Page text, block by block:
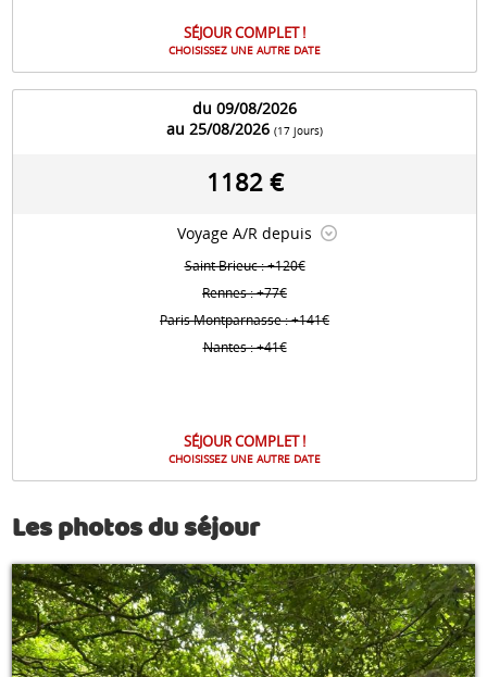
SÉJOUR COMPLET !
CHOISISSEZ UNE AUTRE DATE
du 09/08/2026
au 25/08/2026 (17 jours)
1182 €
Voyage A/R depuis
Saint Brieuc : +120€
Rennes : +77€
Paris Montparnasse : +141€
Nantes : +41€
SÉJOUR COMPLET !
CHOISISSEZ UNE AUTRE DATE
Les photos du séjour